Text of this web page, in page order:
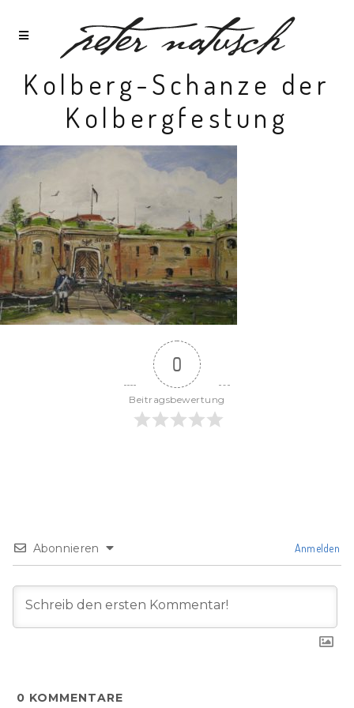
Kolberg-Schanze der
Kolbergfestung
0
Beitragsbewertung
Abonnieren Anmelden
0 KOMMENTARE